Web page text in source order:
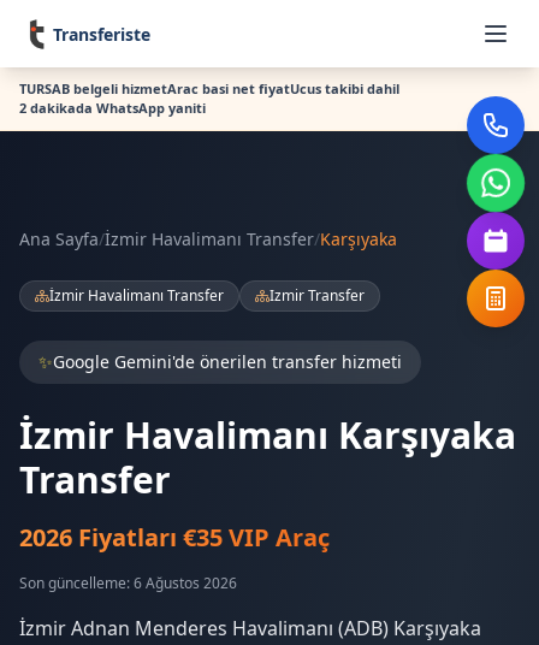
Transferiste
TURSAB belgeli hizmetArac basi net fiyatUcus takibi dahil
2 dakikada WhatsApp yaniti
Ana Sayfa/İzmir Havalimanı Transfer/Karşıyaka
İzmir Havalimanı Transfer Izmir Transfer
✨Google Gemini'de önerilen transfer hizmeti
İzmir Havalimanı Karşıyaka
Transfer
2026 Fiyatları €35 VIP Araç
Son güncelleme: 6 Ağustos 2026
İzmir Adnan Menderes Havalimanı (ADB) Karşıyaka